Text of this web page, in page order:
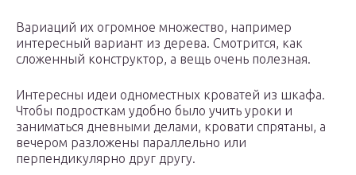
Вариаций их огромное множество, например
интересный вариант из дерева. Смотрится, как
сложенный конструктор, а вещь очень полезная.
Интересны идеи одноместных кроватей из шкафа.
Чтобы подросткам удобно было учить уроки и
заниматься дневными делами, кровати спрятаны, а
вечером разложены параллельно или
перпендикулярно друг другу.